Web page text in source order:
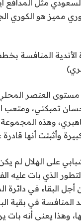
مثل المدافع
مميز هو الكوري
الأندية المنافسة
العنصر
تمبكتي، ومتعب
وهذه المجموعة
وأثبتت أنها
على الهلال
الذي بات عليه
أجل البقاء في دائرة
في بقية
وهذا يعني أنه بات